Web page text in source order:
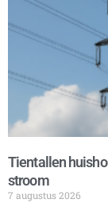
Tientallen
stroom
7 augustus 2026